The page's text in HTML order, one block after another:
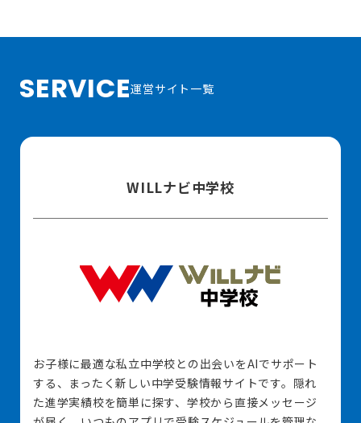
SERVICE運営サイト一覧
WILLナビ中学校
お子様に最適な私立中学校との出会いをAIでサポート
する、まったく新しい中学受験情報サイトです。隠れ
た進学実績校を簡単に探す、学校から直接メッセージ